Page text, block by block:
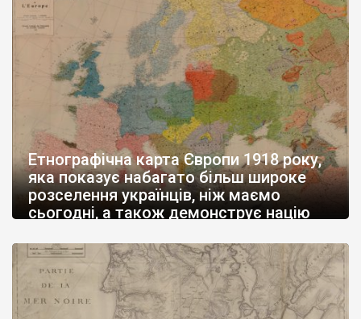
Етнографічна карта Європи 1918 року,
яка показує набагато більш широке
розселення українців, ніж маємо
сьогодні, а також демонструє націю
державності
Мій розділ з книги «Скарби шведських архівів» має назву
«Кілька сторінок історії України за картами з європейських
архівів» та на прикладі 20 мап і історій окреслює головні віхи
розвитку українських земель. Від перших згадок до буремних